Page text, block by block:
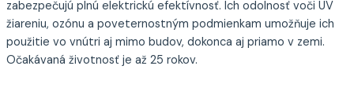
zabezpečujú plnú elektrickú efektívnosť. Ich odolnosť voči UV
žiareniu, ozónu a poveternostným podmienkam umožňuje ich
použitie vo vnútri aj mimo budov, dokonca aj priamo v zemi.
Očakávaná životnosť je až 25 rokov.